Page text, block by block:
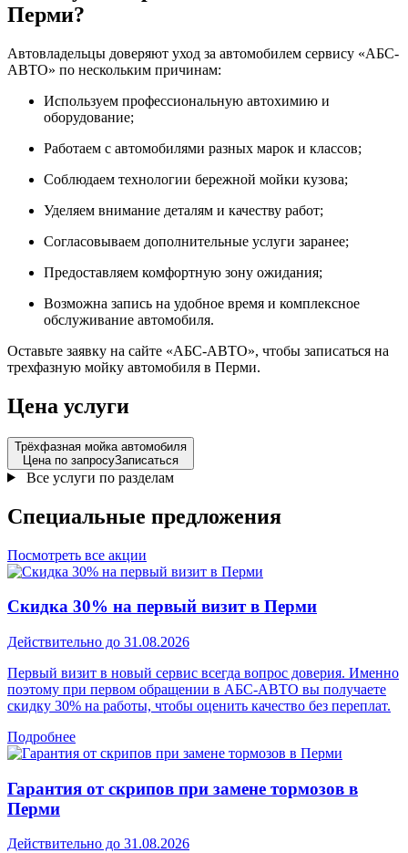
Перми?
Автовладельцы доверяют уход за автомобилем сервису «АБС-
АВТО» по нескольким причинам:
Используем профессиональную автохимию и
оборудование;
Работаем с автомобилями разных марок и классов;
Соблюдаем технологии бережной мойки кузова;
Уделяем внимание деталям и качеству работ;
Согласовываем дополнительные услуги заранее;
Предоставляем комфортную зону ожидания;
Возможна запись на удобное время и комплексное
обслуживание автомобиля.
Оставьте заявку на сайте «АБС-АВТО», чтобы записаться на
трехфазную мойку автомобиля в Перми.
Цена услуги
Трёхфазная мойка автомобиля
Цена по запросуЗаписаться
Все услуги по разделам
Специальные предложения
Посмотреть все акции
Скидка 30% на первый визит в Перми
Действительно до 31.08.2026
Первый визит в новый сервис всегда вопрос доверия. Именно
поэтому при первом обращении в АБС-АВТО вы получаете
скидку 30% на работы, чтобы оценить качество без переплат.
Подробнее
Гарантия от скрипов при замене тормозов в
Перми
Действительно до 31.08.2026